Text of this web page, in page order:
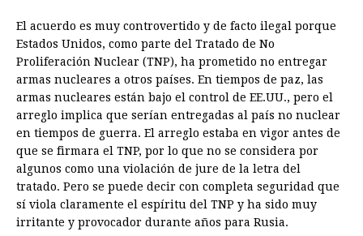
El acuerdo es muy controvertido y de facto ilegal porque
Estados Unidos, como parte del Tratado de No
Proliferación Nuclear (TNP), ha prometido no entregar
armas nucleares a otros países. En tiempos de paz, las
armas nucleares están bajo el control de EE.UU., pero el
arreglo implica que serían entregadas al país no nuclear
en tiempos de guerra. El arreglo estaba en vigor antes de
que se firmara el TNP, por lo que no se considera por
algunos como una violación de jure de la letra del
tratado. Pero se puede decir con completa seguridad que
sí viola claramente el espíritu del TNP y ha sido muy
irritante y provocador durante años para Rusia.